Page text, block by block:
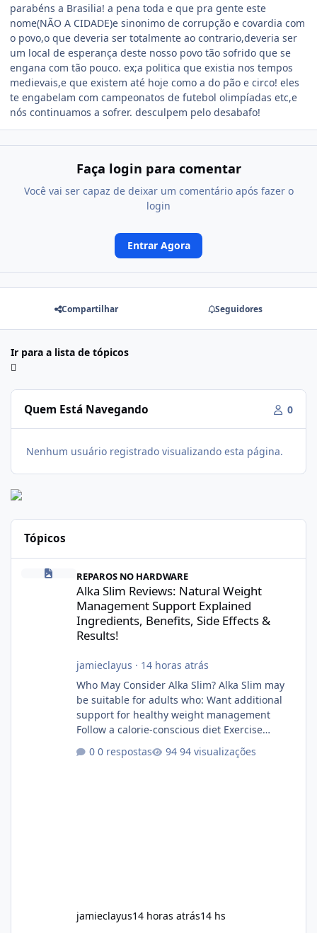
parabéns a Brasilia! a pena toda e que pra gente este
nome(NÃO A CIDADE)e sinonimo de corrupção e covardia com
o povo,o que deveria ser totalmente ao contrario,deveria ser
um local de esperança deste nosso povo tão sofrido que se
engana com tão pouco. ex;a politica que existia nos tempos
medievais,e que existem até hoje como a do pão e circo! eles
te engabelam com campeonatos de futebol olimpíadas etc,e
nós continuamos a sofrer. desculpem pelo desabafo!
Faça login para comentar
Você vai ser capaz de deixar um comentário após fazer o
login
Entrar Agora
Compartilhar Seguidores
Ir para a lista de tópicos
Quem Está Navegando 0
Nenhum usuário registrado visualizando esta página.
Tópicos
REPAROS NO HARDWARE
Alka Slim Reviews: Natural Weight
Management Support Explained
Ingredients, Benefits, Side Effects &
Results!
jamieclayus · 14 horas atrás
Who May Consider Alka Slim? Alka Slim may
be suitable for adults who: Want additional
support for healthy weight management
Follow a calorie-conscious diet Exercise
plant-based ingredients Want to complement
0 respostas 94 visualizações
jamieclayus14 horas atrás14 hs